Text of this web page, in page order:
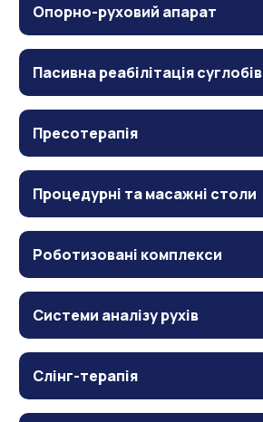
Опорно-руховий апарат
Пасивна реабілітація суглобів
Пресотерапія
Процедурні та масажні столи
Роботизовані комплекси
Системи аналізу рухів
Слінг-терапія